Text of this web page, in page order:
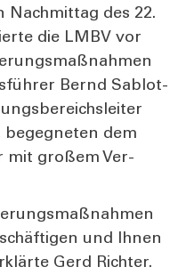
Nach­mit­tag des 22.
die LMBV vor
Bernd Sab­lot­
begeg­ne­ten dem
mit gro­ßem Ver­
und Ihnen
Gerd Rich­ter.